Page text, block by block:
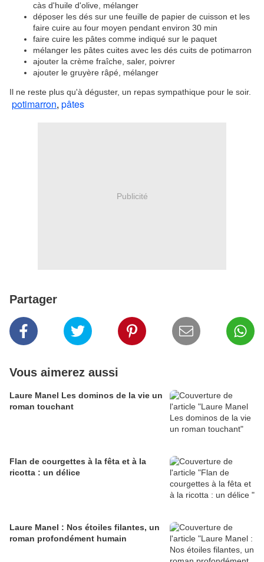
càs d'huile d'olive, mélanger
déposer les dés sur une feuille de papier de cuisson et les
faire cuire au four moyen pendant environ 30 min
faire cuire les pâtes comme indiqué sur le paquet
mélanger les pâtes cuites avec les dés cuits de potimarron
ajouter la crème fraîche, saler, poivrer
ajouter le gruyère râpé, mélanger
Il ne reste plus qu'à déguster, un repas sympathique pour le soir.
potimarron, pâtes
Publicité
Partager
Vous aimerez aussi
Laure Manel Les dominos de la vie un
roman touchant
Flan de courgettes à la fêta et à la
ricotta : un délice
Laure Manel : Nos étoiles filantes, un
roman profondément humain